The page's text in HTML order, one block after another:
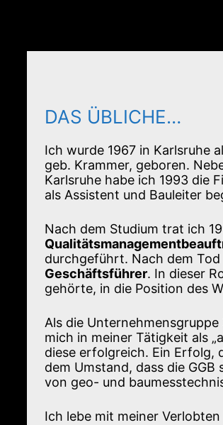
DAS ÜBLICHE…
Ich wurde 1967 in Karlsruhe
geb. Krammer, geboren.
Karlsruhe habe ich 1993 die
als Assistent und Bauleiter
Nach dem Studium trat ich
durchgeführt. Nach dem
Geschäftsführer. In dieser
gehörte, in die Position des
Als die
mich in meiner Tätigkeit als
diese erfolgreich. Ein Erfolg,
dem Umstand, dass die
von geo- und
Ich lebe mit meiner